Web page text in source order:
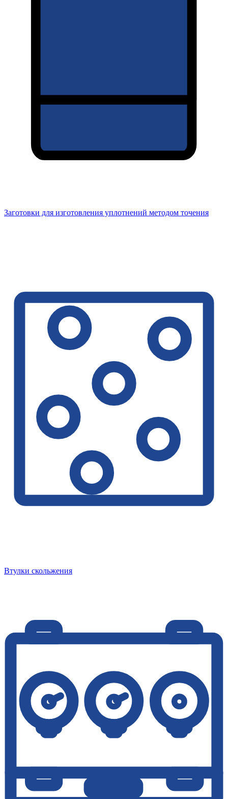
Заготовки для изготовления уплотнений методом точения
Втулки скольжения